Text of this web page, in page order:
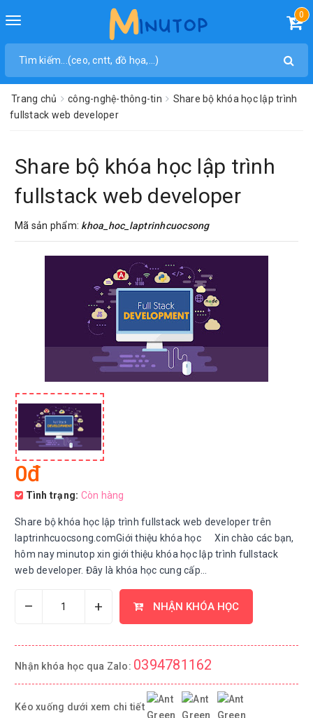
Toggle
0
Trang chủ công-nghệ-thông-tin
Share bộ khóa học lập trình
fullstack web developer
Share bộ khóa học lập trình
fullstack web developer
Mã sản phẩm: khoa_hoc_laptrinhcuocsong
0đ
Tình trạng: Còn hàng
Share bộ khóa học lập trình fullstack web developer trên
laptrinhcuocsong.comGiới thiệu khóa học Xin chào các bạn,
hôm nay minutop xin giới thiệu khóa học lập trình fullstack
web developer. Đây là khóa học cung cấp...
– + NHẬN KHÓA HỌC
Nhận khóa học qua Zalo: 0394781162
Kéo xuống dưới xem chi tiết